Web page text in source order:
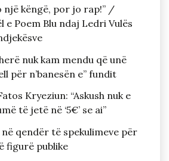
një këngë, por jo rap!” /
e Poem Blu ndaj Ledri Vulës
nuk kam mendu që unë
për n’banesën e” fundit
Kryeziun: “Askush nuk e
të jetë në ‘5€’ se ai”
në qendër të spekulimeve për
figurë publike